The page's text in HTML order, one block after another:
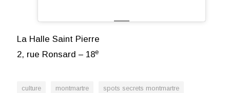
La Halle Saint Pierre
2, rue Ronsard – 18e
culture montmartre spots secrets montmartre